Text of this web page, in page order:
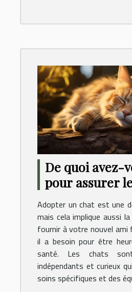
De quoi avez-
pour assurer
de votre chat ?
Adopter un chat est une
mais cela implique aussi
fournir à votre nouvel
il a besoin pour être
santé. Les chats
indépendants et curieux
soins spécifiques et des